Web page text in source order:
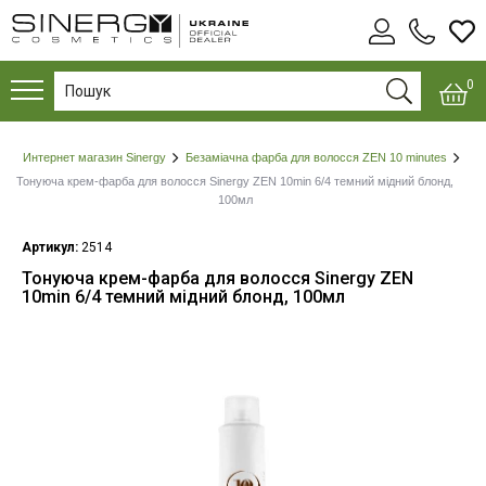
0
Интернет магазин Sinergy
Безаміачна фарба для волосся ZEN 10 minutes
Тонуюча крем-фарба для волосся Sinergy ZEN 10min 6/4 темний мідний блонд,
100мл
Артикул: 2514
Тонуюча крем-фарба для волосся Sinergy ZEN
10min 6/4 темний мідний блонд, 100мл